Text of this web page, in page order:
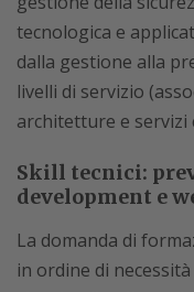
tecnologica e
dalla gestione alla
livelli di servizio
architetture e servizi
Skill tecnici:
development e
La domanda di
in ordine di